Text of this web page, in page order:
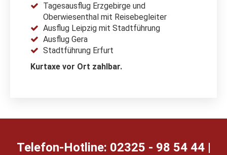
Tagesausflug Erzgebirge und
Oberwiesenthal mit Reisebegleiter
Ausflug Leipzig mit Stadtführung
Ausflug Gera
Stadtführung Erfurt
Kurtaxe vor Ort zahlbar.
Telefon-Hotline: 02325 - 98 54 44 |